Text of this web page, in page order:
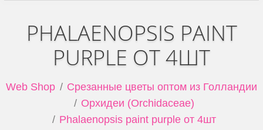
PHALAENOPSIS PAINT
PURPLE ОТ 4ШТ
Web Shop
Срезанные цветы оптом из Голландии
Орхидеи (Orchidaceae)
Phalaenopsis paint purple от 4шт